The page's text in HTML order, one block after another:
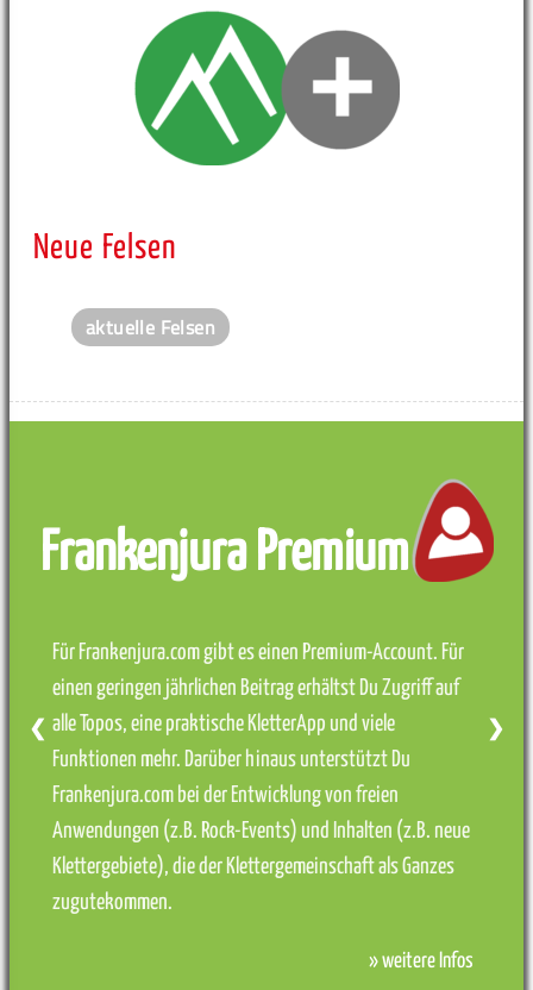
Neue Felsen
aktuelle Felsen
Frankenjura Premium
Für Frankenjura.com gibt es einen Premium-Account. Für
einen geringen jährlichen Beitrag erhältst Du Zugriff auf
alle Topos, eine praktische KletterApp und viele
Funktionen mehr. Darüber hinaus unterstützt Du
Frankenjura.com bei der Entwicklung von freien
Anwendungen (z.B. Rock-Events) und Inhalten (z.B. neue
Klettergebiete), die der Klettergemeinschaft als Ganzes
zugutekommen.
» weitere Infos
❮ ❯